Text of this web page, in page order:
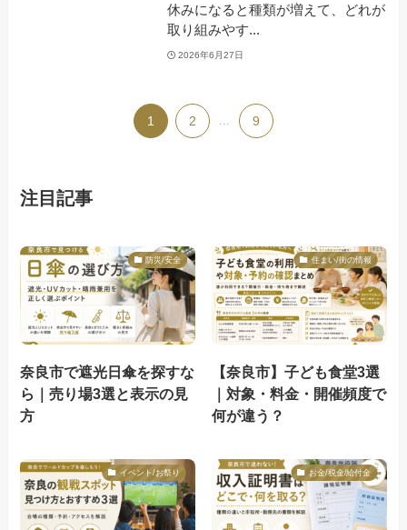
休みになると種類が増えて、どれが
取り組みやす...
2026年6月27日
1 2 ... 9
注目記事
防災/安全
奈良市で遮光日傘を探すな
ら｜売り場3選と表示の見
方
住まい/街の情報
【奈良市】子ども食堂3選
｜対象・料金・開催頻度で
何が違う？
イベント/お祭り お金/税金/給付金